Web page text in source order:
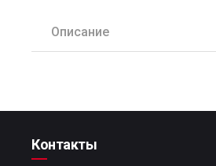
Описание
Контакты